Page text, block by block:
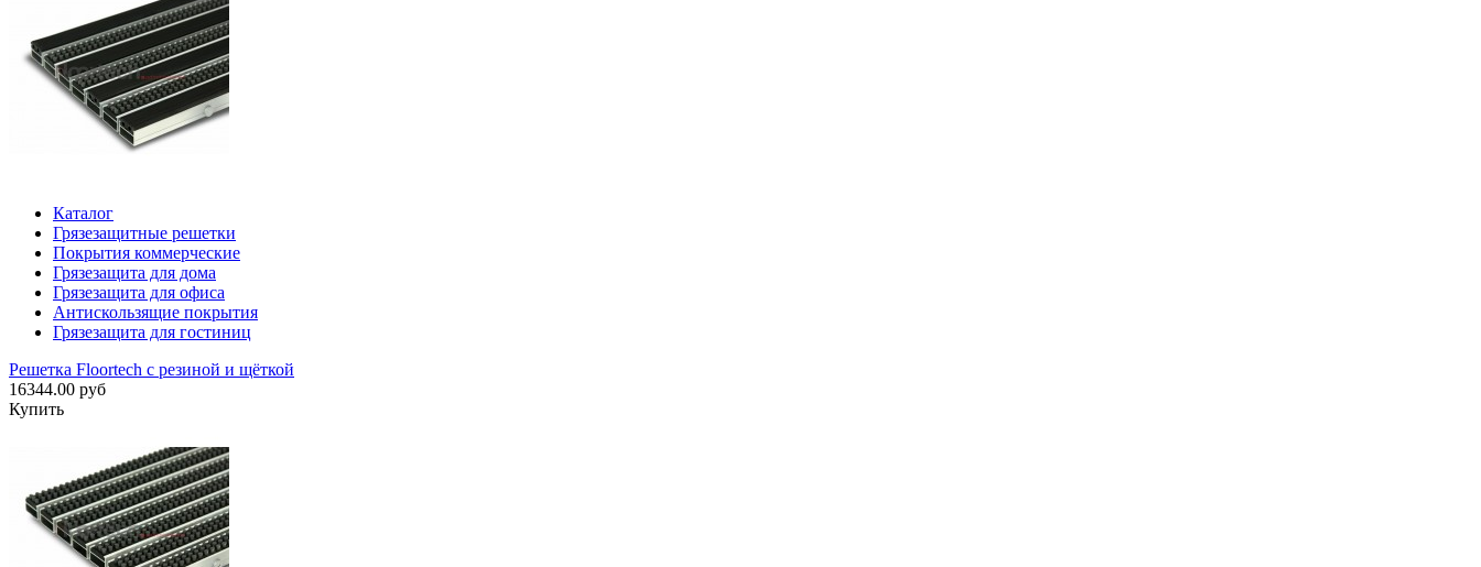
Каталог
Грязезащитные решетки
Покрытия коммерческие
Грязезащита для дома
Грязезащита для офиса
Антискользящие покрытия
Грязезащита для гостиниц
Решетка Floortech с резиной и щёткой
16344.00 руб
Купить